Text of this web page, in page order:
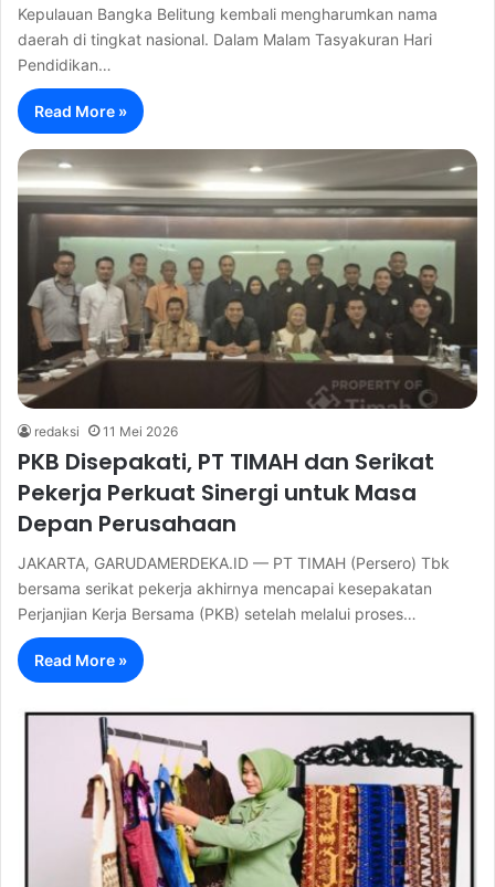
Kepulauan Bangka Belitung kembali mengharumkan nama
daerah di tingkat nasional. Dalam Malam Tasyakuran Hari
Pendidikan…
Read More »
redaksi 11 Mei 2026
PKB Disepakati, PT TIMAH dan Serikat
Pekerja Perkuat Sinergi untuk Masa
Depan Perusahaan
JAKARTA, GARUDAMERDEKA.ID — PT TIMAH (Persero) Tbk
bersama serikat pekerja akhirnya mencapai kesepakatan
Perjanjian Kerja Bersama (PKB) setelah melalui proses…
Read More »